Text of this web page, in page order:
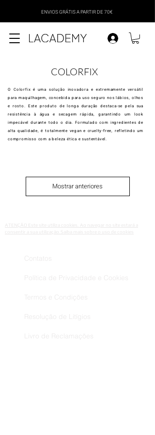
ENVIOS GRÁTIS A PARTIR DE 70€
COLORFIX
O Colorfix é uma solução inovadora e extremamente versátil
para maquilhagem, concebida para uso seguro nos lábios, olhos
e rosto. Este produto de longa duração destaca-se pela sua
resistência à água e secagem rápida, garantindo um look
impecável durante todo o dia. Formulado com ingredientes de
alta qualidade, é totalmente vegan e cruelty-free, refletindo um
compromisso com a beleza ética e sustentável.
Mostrar anteriores
ATENÇÃO Este site utiliza cookies. Ao navegar no site estará a
consentir a sua utilização.Saiba mais sobre o uso de cookies
Contatos
Política de Privacidade e Cookies
Termos e Condições
Resolução de Litígios
Livro de Reclamações